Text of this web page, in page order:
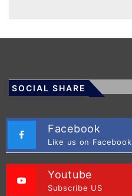
SOCIAL SHARE
Facebook
Like us on Facebook
Youtube
Subscribe US